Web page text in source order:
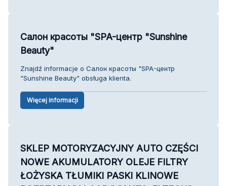
Салон красоты "SPA-центр "Sunshine
Beauty"
Znajdź informacje o Салон красоты "SPA-центр
"Sunshine Beauty" obsługa klienta.
Więcej informacji
SKLEP MOTORYZACYJNY AUTO CZĘŚCI
NOWE AKUMULATORY OLEJE FILTRY
ŁOŻYSKA TŁUMIKI PASKI KLINOWE